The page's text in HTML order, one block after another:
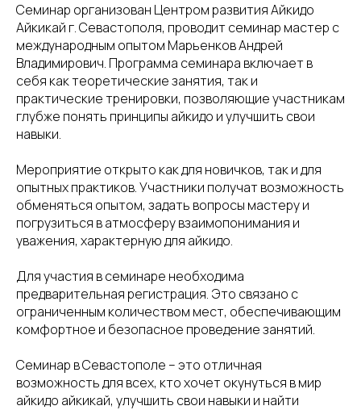
Семинар организован Центром развития Айкидо
Айкикай г. Севастополя, проводит семинар мастер с
международным опытом Марьенков Андрей
Владимирович. Программа семинара включает в
себя как теоретические занятия, так и
практические тренировки, позволяющие участникам
глубже понять принципы айкидо и улучшить свои
навыки.
Мероприятие открыто как для новичков, так и для
опытных практиков. Участники получат возможность
обменяться опытом, задать вопросы мастеру и
погрузиться в атмосферу взаимопонимания и
уважения, характерную для айкидо.
Для участия в семинаре необходима
предварительная регистрация. Это связано с
ограниченным количеством мест, обеспечивающим
комфортное и безопасное проведение занятий.
Семинар в Севастополе – это отличная
возможность для всех, кто хочет окунуться в мир
айкидо айкикай, улучшить свои навыки и найти